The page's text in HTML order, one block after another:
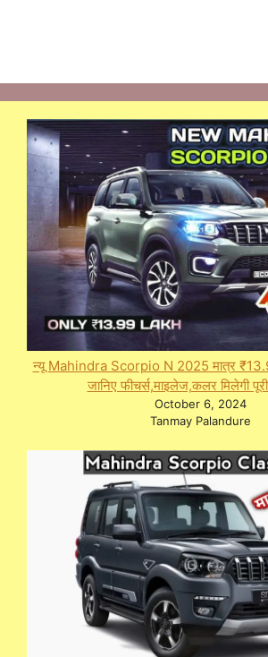
न्यू Mahindra Scorpio N 2025 मात्र
जानिए फीचर्स,माइलेज,कलर मिलेगी
October 6, 2024
Tanmay Palandure